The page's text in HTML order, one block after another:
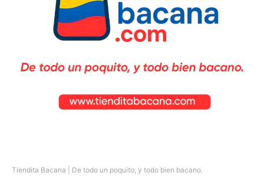
Tiendita Bacana | De todo un poquito, y todo bien bacano.